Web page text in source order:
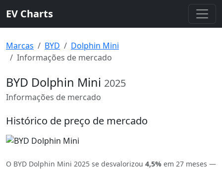
EV Charts
Marcas BYD
Dolphin Mini
Informações de mercado
BYD Dolphin Mini 2025
Informações de mercado
Histórico de preço de mercado
O BYD Dolphin Mini 2025 se desvalorizou 4,5% em 27 meses —